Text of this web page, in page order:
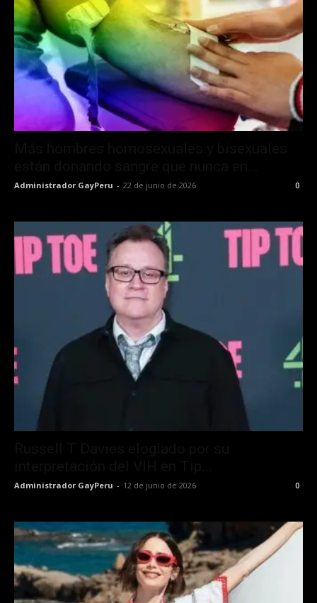
Administrador GayPeru - 22 de junio de 2026 0
Administrador GayPeru - 12 de junio de 2026 0